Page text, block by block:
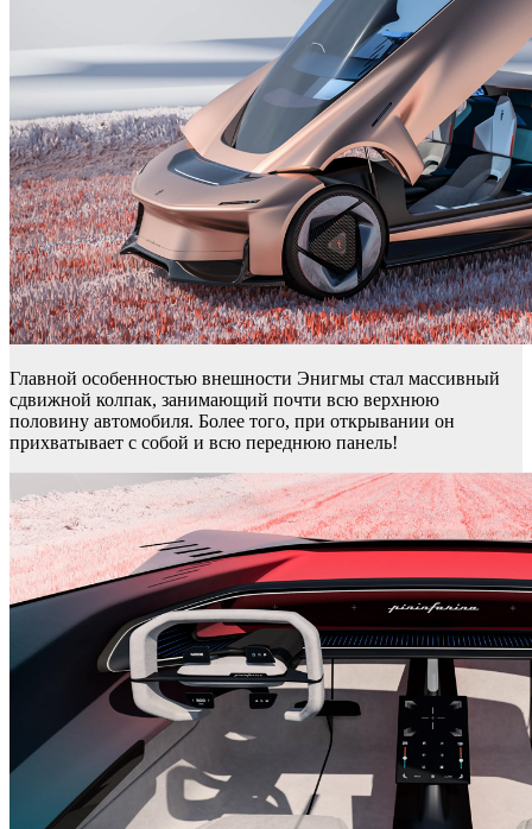
Главной особенностью внешности Энигмы стал массивный
сдвижной колпак, занимающий почти всю верхнюю
половину автомобиля. Более того, при открывании он
прихватывает с собой и всю переднюю панель!